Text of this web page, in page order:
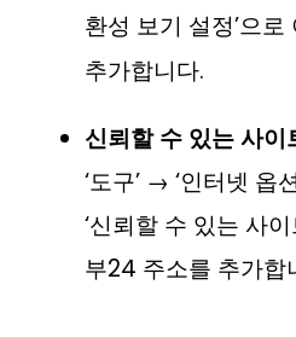
환성 보기 설정’으로
추가합니다.
신뢰할 수 있는 사이
‘도구’ → ‘인터넷 옵
‘신뢰할 수 있는 사
부24 주소를 추가합